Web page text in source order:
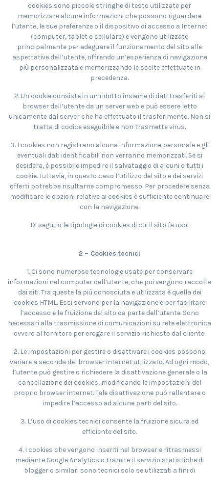
cookies sono piccole stringhe di testo utilizzate per
memorizzare alcune informazioni che possono riguardare
l’utente, le sue preferenze o il dispositivo di accesso a Internet
(computer, tablet o cellulare) e vengono utilizzate
principalmente per adeguare il funzionamento del sito alle
aspettative dell’utente, offrendo un’esperienza di navigazione
più personalizzata e memorizzando le scelte effettuate in
precedenza.
2. Un cookie consiste in un ridotto insieme di dati trasferiti al
browser dell’utente da un server web e può essere letto
unicamente dal server che ha effettuato il trasferimento. Non si
tratta di codice eseguibile e non trasmette virus.
3. I cookies non registrano alcuna informazione personale e gli
eventuali dati identificabili non verranno memorizzati. Se si
desidera, è possibile impedire il salvataggio di alcuni o tutti i
cookie. Tuttavia, in questo caso l’utilizzo del sito e dei servizi
offerti potrebbe risultarne compromesso. Per procedere senza
modificare le opzioni relative ai cookies è sufficiente continuare
con la navigazione.
Di seguito le tipologie di cookies di cui il sito fa uso:
2 – Cookies tecnici
1. Ci sono numerose tecnologie usate per conservare
informazioni nel computer dell’utente, che poi vengono raccolte
dai siti. Tra queste la più conosciuta e utilizzata è quella dei
cookies HTML. Essi servono per la navigazione e per facilitare
l’accesso e la fruizione del sito da parte dell’utente. Sono
necessari alla trasmissione di comunicazioni su rete elettronica
ovvero al fornitore per erogare il servizio richiesto dal cliente.
2. Le impostazioni per gestire o disattivare i cookies possono
variare a seconda del browser internet utilizzato. Ad ogni modo,
l’utente può gestire o richiedere la disattivazione generale o la
cancellazione dei cookies, modificando le impostazioni del
proprio browser internet. Tale disattivazione può rallentare o
impedire l’accesso ad alcune parti del sito.
3. L’uso di cookies tecnici consente la fruizione sicura ed
efficiente del sito.
4. I cookies che vengono inseriti nel browser e ritrasmessi
mediante Google Analytics o tramite il servizio statistiche di
blogger o similari sono tecnici solo se utilizzati a fini di